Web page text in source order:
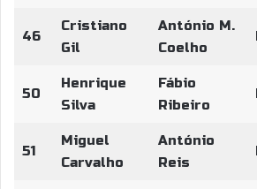
46
Cristiano
Gil
António M.
Coelho
50
Henrique
Silva
Fábio
Ribeiro
51
Miguel
Carvalho
António
Reis